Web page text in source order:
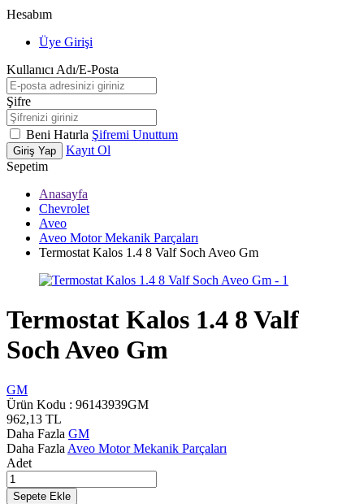
Hesabım
Üye Girişi
Kullanıcı Adı/E-Posta
Şifre
Beni Hatırla Şifremi Unuttum
Giriş Yap
Kayıt Ol
Sepetim
Anasayfa
Chevrolet
Aveo
Aveo Motor Mekanik Parçaları
Termostat Kalos 1.4 8 Valf Soch Aveo Gm
Termostat Kalos 1.4 8 Valf
Soch Aveo Gm
GM
Ürün Kodu : 96143939GM
962,13 TL
Daha Fazla GM
Daha Fazla Aveo Motor Mekanik Parçaları
Adet
Sepete Ekle